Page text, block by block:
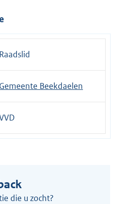
Raadslid
Gemeente Beekdaelen
die u zocht?